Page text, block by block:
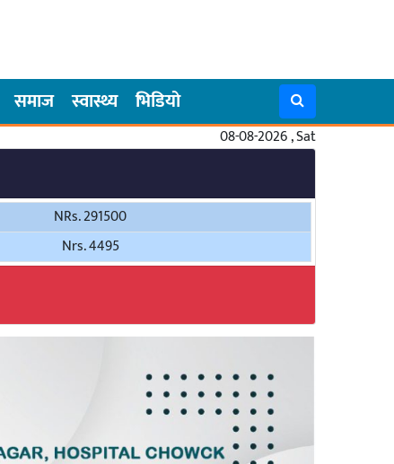
समाज स्वास्थ्य भिडियो
08-08-2026 , Sat
NRs. 291500
Nrs. 4495